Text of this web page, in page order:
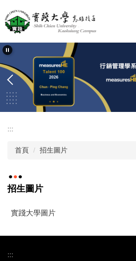
到
主
內
區
:::
首頁 招生圖片
招生圖片
實踐大學圖片
:::